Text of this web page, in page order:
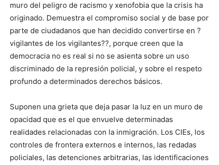
muro del peligro de racismo y xenofobia que la crisis ha
originado. Demuestra el compromiso social y de base por
parte de ciudadanos que han decidido convertirse en ?
vigilantes de los vigilantes??, porque creen que la
democracia no es real si no se asienta sobre un uso
discriminado de la represión policial, y sobre el respeto
profundo a determinados derechos básicos.
Suponen una grieta que deja pasar la luz en un muro de
opacidad que es el que envuelve determinadas
realidades relacionadas con la inmigración. Los CIEs, los
controles de frontera externos e internos, las redadas
policiales, las detenciones arbitrarias, las identificaciones